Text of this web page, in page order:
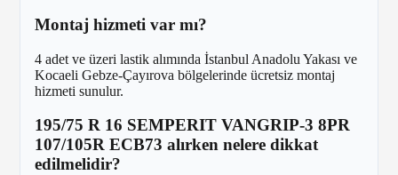
Montaj hizmeti var mı?
4 adet ve üzeri lastik alımında İstanbul Anadolu Yakası ve
Kocaeli Gebze-Çayırova bölgelerinde ücretsiz montaj
hizmeti sunulur.
195/75 R 16 SEMPERIT VANGRIP-3 8PR
107/105R ECB73 alırken nelere dikkat
edilmelidir?